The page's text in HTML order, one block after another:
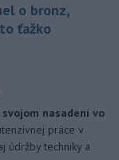
o bronz,
ťažko
nasadení vo
práce v
údržby techniky a